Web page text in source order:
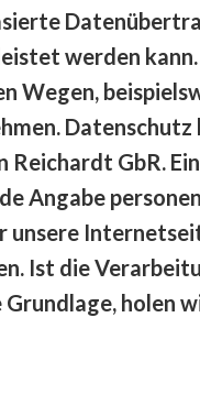
werden
Datenschutz
GbR.
Angabe
Ist die
holen